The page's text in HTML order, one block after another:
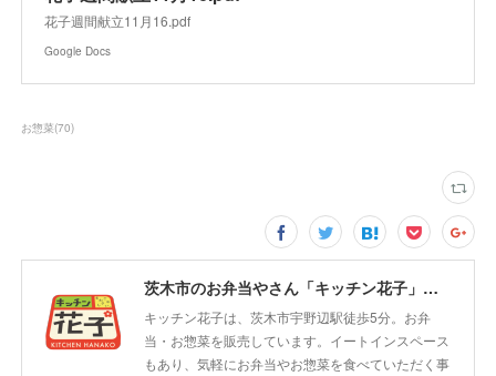
花子週間献立11月16.pdf
Google Docs
お惣菜(70)
茨木市のお弁当やさん「キッチン花子」ちょい飲みスペース「サウス」
キッチン花子は、茨木市宇野辺駅徒歩5分。お弁
当・お惣菜を販売しています。イートインスペース
もあり、気軽にお弁当やお惣菜を食べていただく事